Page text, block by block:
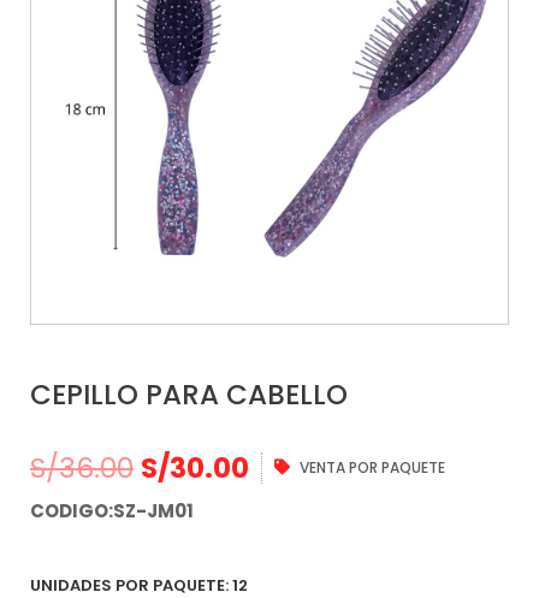
CEPILLO PARA CABELLO
S/36.00 S/30.00 VENTA POR PAQUETE
CODIGO:SZ-JM01
UNIDADES POR PAQUETE: 12